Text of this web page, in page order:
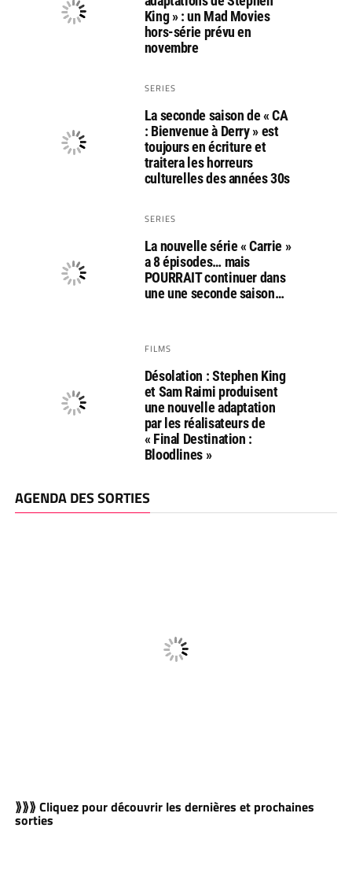
King » : un Mad Movies
hors-série prévu en
novembre
SERIES
La seconde saison de « CA
: Bienvenue à Derry » est
toujours en écriture et
traitera les horreurs
culturelles des années 30s
SERIES
La nouvelle série « Carrie »
a 8 épisodes… mais
POURRAIT continuer dans
une une seconde saison…
FILMS
Désolation : Stephen King
et Sam Raimi produisent
une nouvelle adaptation
par les réalisateurs de
« Final Destination :
Bloodlines »
AGENDA DES SORTIES
⟫⟫⟫ Cliquez pour découvrir les dernières et prochaines
sorties